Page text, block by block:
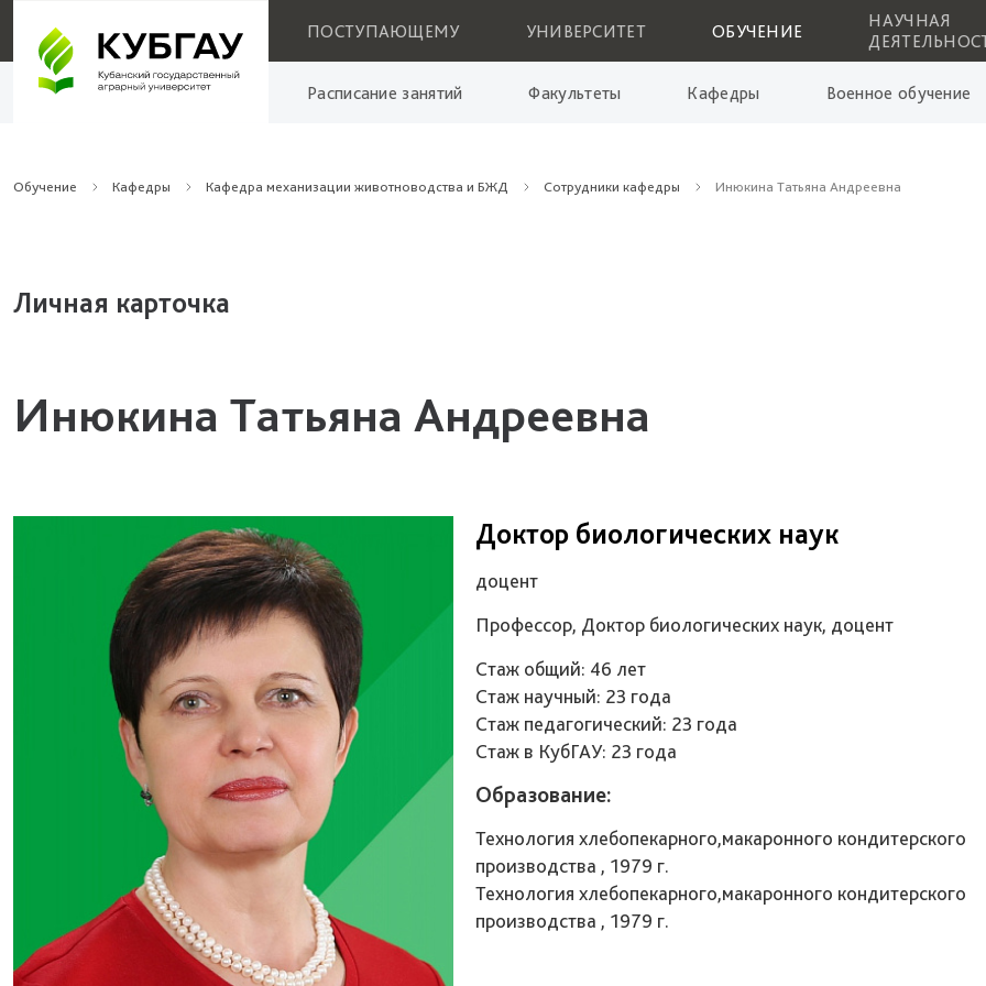
ПОСТУПАЮЩЕМУ УНИВЕРСИТЕТ ОБУЧЕНИЕ
НАУЧНАЯ
Расписание занятий Факультеты Кафедры Военное обучение
Обучение Кафедры Кафедра механизации животноводства и БЖД Сотрудники кафедры Инюкина Татьяна Андреевна
Личная карточка
Инюкина Татьяна Андреевна
Доктор биологических наук
доцент
Профессор, Доктор биологических наук, доцент
Стаж общий: 46 лет
Стаж научный: 23 года
Стаж педагогический: 23 года
Стаж в КубГАУ: 23 года
Образование:
Технология хлебопекарного,макаронного кондитерского
производства , 1979 г.
Технология хлебопекарного,макаронного кондитерского
производства , 1979 г.